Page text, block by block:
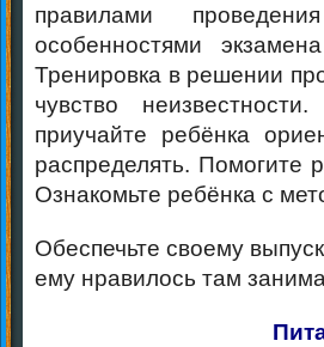
правилами
особенностями
Тренировка в решении
чувство
приучайте ребёнка
распределять. Помогите
Ознакомьте ребёнка с
Обеспечьте своему
ему нравилось там